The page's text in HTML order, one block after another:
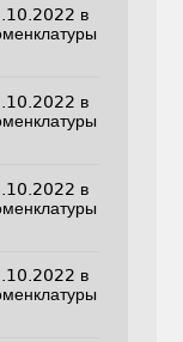
в
в
в
в